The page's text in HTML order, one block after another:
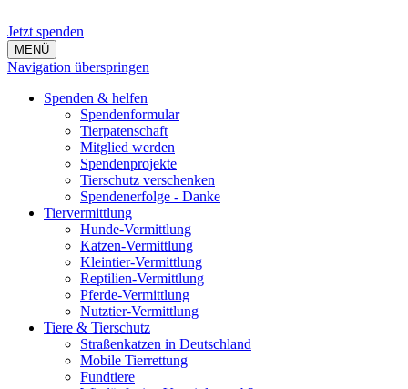
Jetzt spenden
MENÜ
Navigation überspringen
Spenden & helfen
Spendenformular
Tierpatenschaft
Mitglied werden
Spendenprojekte
Tierschutz verschenken
Spendenerfolge - Danke
Tiervermittlung
Hunde-Vermittlung
Katzen-Vermittlung
Kleintier-Vermittlung
Reptilien-Vermittlung
Pferde-Vermittlung
Nutztier-Vermittlung
Tiere & Tierschutz
Straßenkatzen in Deutschland
Mobile Tierrettung
Fundtiere